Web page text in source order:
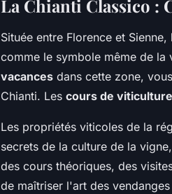
La Chianti Classico :
Située entre Florence et
comme le symbole même de la
vacances dans cette zone,
Chianti. Les cours de viticulture
Les propriétés viticoles de la
secrets de la culture de la
des cours théoriques, des
de maîtriser l'art des